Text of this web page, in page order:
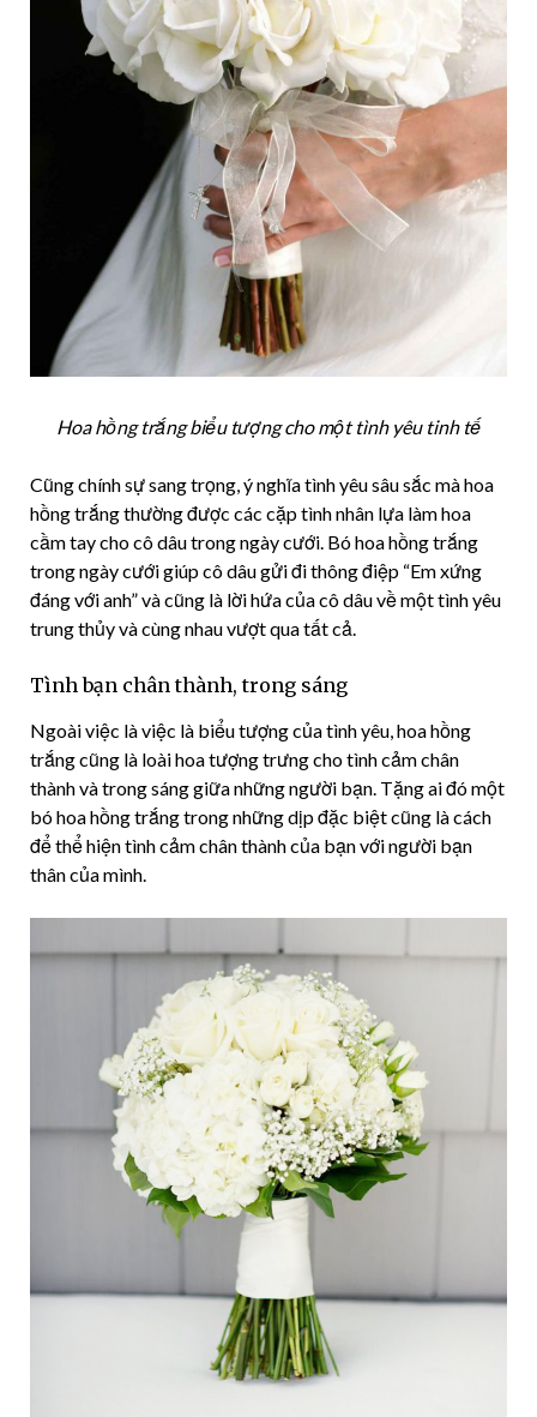
Hoa hồng trắng biểu tượng cho một tình yêu tinh tế
Cũng chính sự sang trọng, ý nghĩa tình yêu sâu sắc mà hoa
hồng trắng thường được các cặp tình nhân lựa làm hoa
cầm tay cho cô dâu trong ngày cưới. Bó hoa hồng trắng
trong ngày cưới giúp cô dâu gửi đi thông điệp “Em xứng
đáng với anh” và cũng là lời hứa của cô dâu về một tình yêu
trung thủy và cùng nhau vượt qua tất cả.
Tình bạn chân thành, trong sáng
Ngoài việc là việc là biểu tượng của tình yêu, hoa hồng
trắng cũng là loài hoa tượng trưng cho tình cảm chân
thành và trong sáng giữa những người bạn. Tặng ai đó một
bó hoa hồng trắng trong những dịp đặc biệt cũng là cách
để thể hiện tình cảm chân thành của bạn với người bạn
thân của mình.